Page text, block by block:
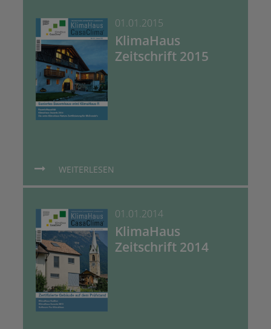
01.01.2015
KlimaHaus
Zeitschrift 2015
WEITERLESEN
01.01.2014
KlimaHaus
Zeitschrift 2014